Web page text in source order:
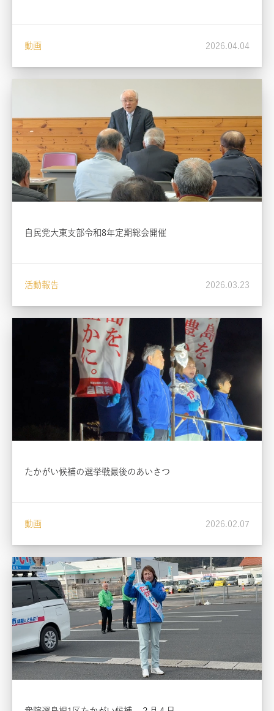
動画 2026.04.04
自民党大東支部令和8年定期総会開催
活動報告 2026.03.23
たかがい候補の選挙戦最後のあいさつ
動画 2026.02.07